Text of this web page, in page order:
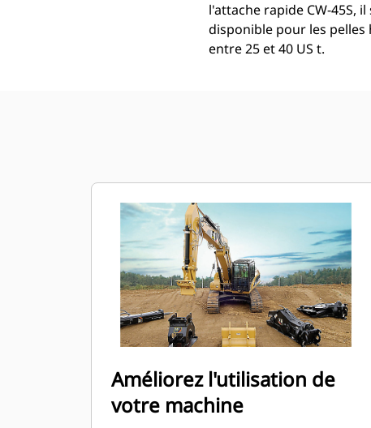
l'attache rapide CW-45S,
disponible pour les
entre 25 et 40 US t.
Améliorez l'utilisation de
votre machine